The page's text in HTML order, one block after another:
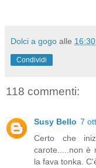
Dolci a gogo alle 16:30
Condividi
118 commenti:
Susy Bello 7
Certo che
carote.....non è
la fava tonka.